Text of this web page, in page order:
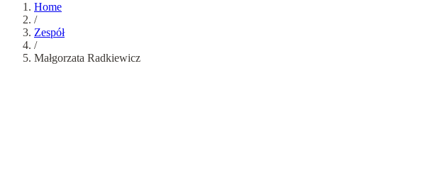
Home
/
Zespół
/
Małgorzata Radkiewicz